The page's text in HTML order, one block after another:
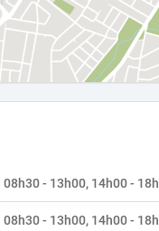
08h30 - 13h00, 14h00 -
08h30 - 13h00, 14h00 -